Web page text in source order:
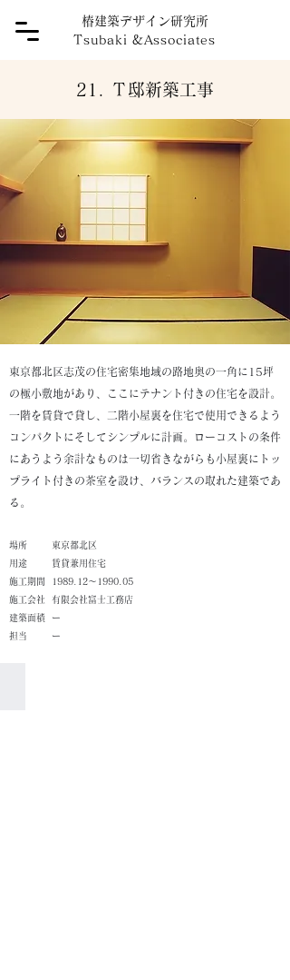
椿建築デザイン研究所
Tsubaki &Associates
21. Ｔ邸新築工事
東京都北区志茂の住宅密集地域の路地奥の一角に15坪
の極小敷地があり、ここにテナント付きの住宅を設計。
一階を賃貸で貸し、二階小屋裏を住宅で使用できるよう
コンパクトにそしてシンプルに計画。ローコストの条件
にあうよう余計なものは一切省きながらも小屋裏にトッ
プライト付きの茶室を設け、バランスの取れた建築であ
る。
​場所
東京都北区
​用途
賃貸兼用住宅
1989.12～1990.05
施工期間
有限会社富士工務店
施工会社
ー
建築面積
ー
担当